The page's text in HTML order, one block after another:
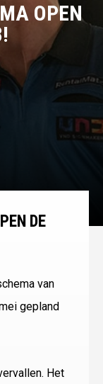
OPEN
DE
van
gepland
Het